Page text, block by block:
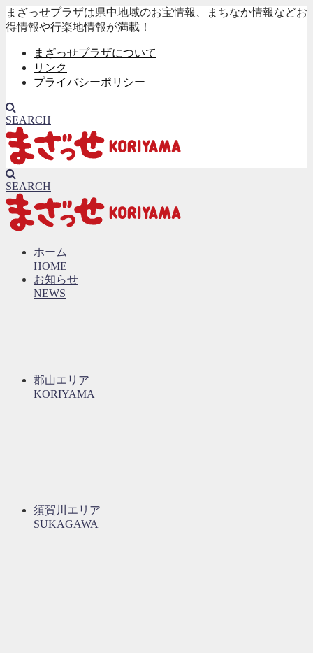
まざっせプラザは県中地域のお宝情報、まちなか情報などお
得情報や行楽地情報が満載！
まざっせプラザについて
リンク
プライバシーポリシー
SEARCH
SEARCH
ホーム
HOME
お知らせ
NEWS
郡山エリア
KORIYAMA
須賀川エリア
SUKAGAWA